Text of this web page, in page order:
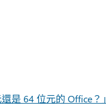
是 64 位元的 Office？」